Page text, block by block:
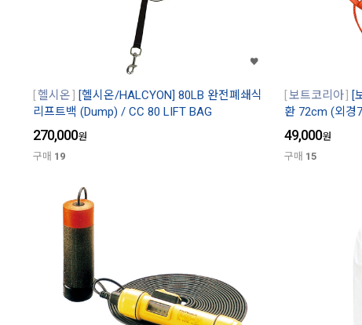
헬시온
[헬시온/HALCYON] 80LB 완전폐쇄식
리프트백 (Dump) / CC 80 LIFT BAG
270,000원
구매 19
보트코리아
[
환 72cm (외경
49,000원
구매 15